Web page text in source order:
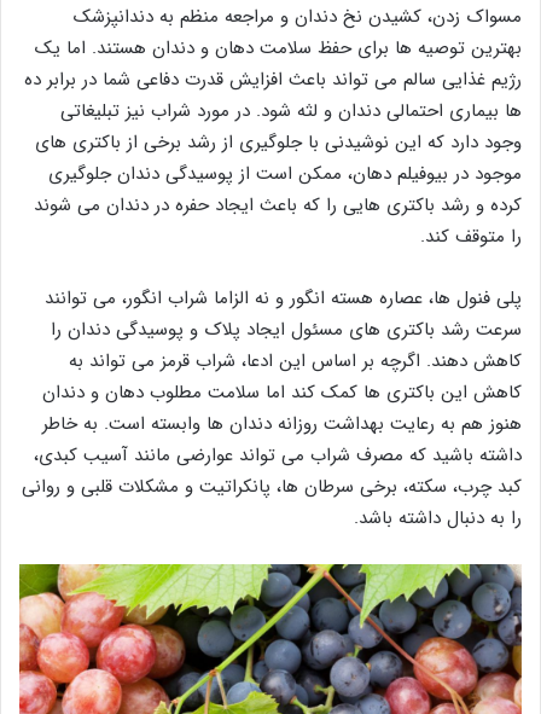
مسواک زدن، کشیدن نخ دندان و مراجعه منظم به دندانپزشک
بهترین توصیه ها برای حفظ سلامت دهان و دندان هستند. اما یک
رژیم غذایی سالم می تواند باعث افزایش قدرت دفاعی شما در برابر ده
ها بیماری احتمالی دندان و لثه شود. در مورد شراب نیز تبلیغاتی
وجود دارد که این نوشیدنی با جلوگیری از رشد برخی از باکتری های
موجود در بیوفیلم دهان، ممکن است از پوسیدگی دندان جلوگیری
کرده و رشد باکتری هایی را که باعث ایجاد حفره در دندان می شوند
را متوقف کند.
پلی فنول ها، عصاره هسته انگور و نه الزاما شراب انگور، می توانند
سرعت رشد باکتری های مسئول ایجاد پلاک و پوسیدگی دندان را
کاهش دهند. اگرچه بر اساس این ادعا، شراب قرمز می تواند به
کاهش این باکتری ها کمک کند اما سلامت مطلوب دهان و دندان
هنوز هم به رعایت بهداشت روزانه دندان ها وابسته است. به خاطر
داشته باشید که مصرف شراب می تواند عوارضی مانند آسیب کبدی،
کبد چرب، سکته، برخی سرطان ها، پانکراتیت و مشکلات قلبی و روانی
را به دنبال داشته باشد.